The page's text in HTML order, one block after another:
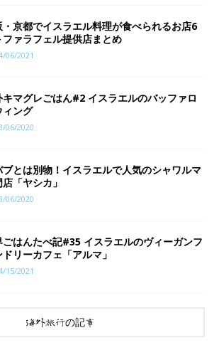
・京都でイスラエル料理が食べられるお店6
ファラフェル提供店まとめ
06/2021
キマグレごはん#2 イスラエルのバッファロ
ィング
06/2020
ブとは別物！イスラエルで人気のシャワルマ
「ヤシカ」
06/2020
ごはんたべ記#35 イスラエルのヴィーガンフ
ドリーカフェ「アルマ」
15/2021
海外旅行の記事